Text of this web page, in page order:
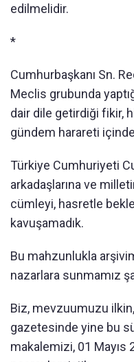
edilmelidir.
*
Cumhurbaşkanı Sn.
Meclis grubunda
dair dile getirdiği fikir,
gündem harareti
Türkiye Cumhuriyeti
arkadaşlarına ve
cümleyi, hasretle
kavuşamadık.
Bu mahzunlukla
nazarlara sunmamız
Biz, mevzuumuzu
gazetesinde yine bu
makalemizi, 01 Mayıs